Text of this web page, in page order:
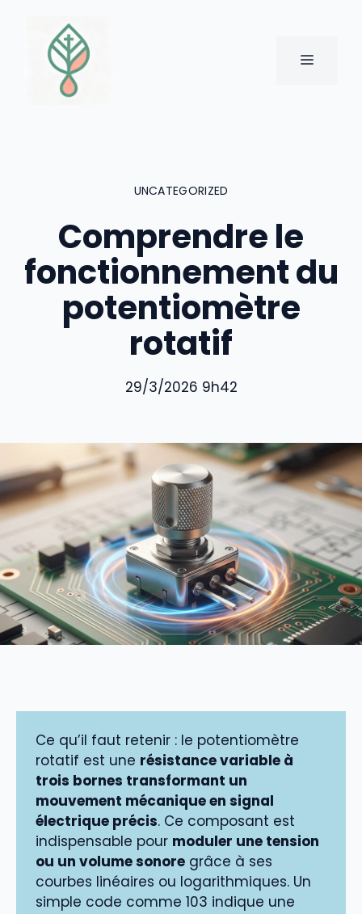
contenu
MENU
UNCATEGORIZED
Comprendre le
fonctionnement du
potentiomètre
rotatif
29/3/2026 9h42
Ce qu’il faut retenir : le potentiomètre
rotatif est une résistance variable à
trois bornes transformant un
mouvement mécanique en signal
électrique précis. Ce composant est
indispensable pour moduler une tension
ou un volume sonore grâce à ses
courbes linéaires ou logarithmiques. Un
simple code comme 103 indique une